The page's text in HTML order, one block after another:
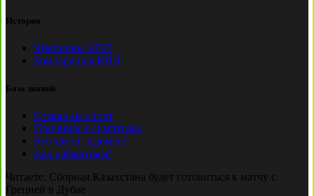
История
Чемпионы КПЛ
Бомбардиры КПЛ
База знаний
Ставки на спорт
Причины и симптомы
Кто такой лудоман?
Как избавиться?
Читаете: Сборная Казахстана будет готовиться к матчу с
Грецией в Дубае